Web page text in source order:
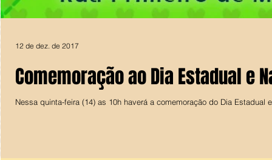
Comemoração ao Dia Estadual e
Nessa quinta-feira (14) as 10h haverá a comemoração do Dia
12 de dez. de 2017